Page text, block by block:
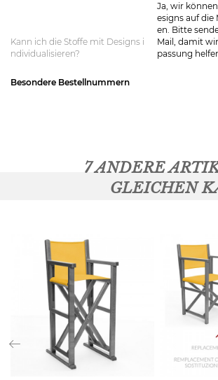
Kann ich die Stoffe mit Designs i
ndividualisieren?
Ja, wir
esigns auf die
en. Bitte
Mail, damit
passung
Besondere Bestellnummern
7 ANDERE
GLEICHEN